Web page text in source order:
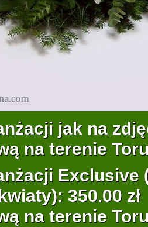
jak na
na terenie
350.00 zł
na terenie